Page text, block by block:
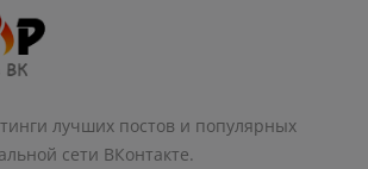
лучших постов и популярных
сети ВКонтакте.